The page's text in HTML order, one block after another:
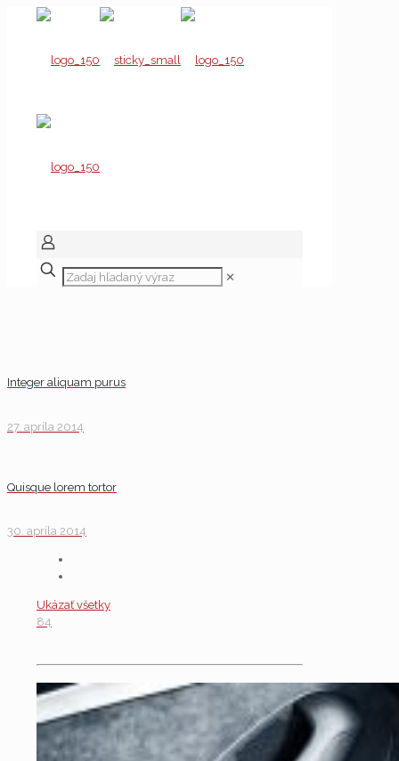
✕
Integer aliquam purus
27. apríla 2014
Quisque lorem tortor
30. apríla 2014
Ukázať všetky
84